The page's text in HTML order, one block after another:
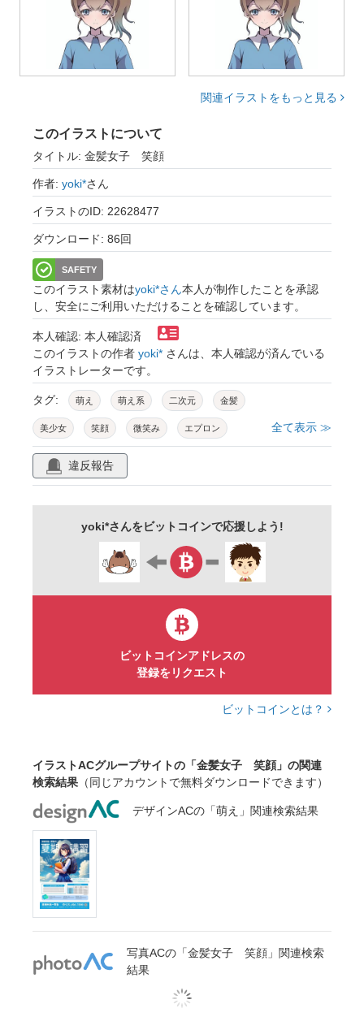
関連イラストをもっと見る
このイラストについて
タイトル: 金髪女子 笑顔
作者: yoki*さん
イラストのID: 22628477
ダウンロード: 86回
SAFETY
このイラスト素材はyoki*さん本人が制作したことを承認
し、安全にご利用いただけることを確認しています。
本人確認: 本人確認済
このイラストの作者 yoki* さんは、本人確認が済んでいる
イラストレーターです。
タグ: 萌え 萌え系 二次元 金髪
美少女 笑顔 微笑み エプロン
メイド メイド服
コルセット スカート ブラウス
イラスト カット 無料
素材 商用フリー
全て表示 ≫
違反報告
yoki*さんをビットコインで応援しよう!
ビットコインアドレスの
登録をリクエスト
ビットコインとは？
イラストACグループサイトの「金髪女子 笑顔」の関連
検索結果 （同じアカウントで無料ダウンロードできます）
デザインACの「萌え」関連検索結果
写真ACの「金髪女子 笑顔」関連検索
結果